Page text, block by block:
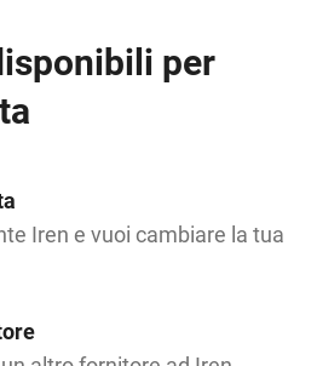
per
Iren e vuoi cambiare la tua